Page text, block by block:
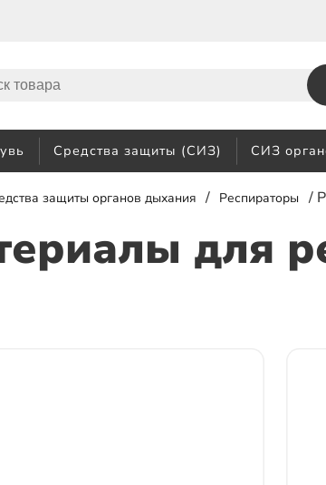
Средства защиты (СИЗ) СИЗ
защиты органов дыхания / Респираторы /
для